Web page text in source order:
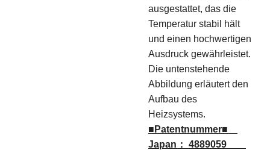
ausgestattet, das die
Temperatur stabil hält
und einen hochwertigen
Ausdruck gewährleistet.
Die untenstehende
Abbildung erläutert den
Aufbau des
Heizsystems.
■Patentnummer■
Japan： 4889059